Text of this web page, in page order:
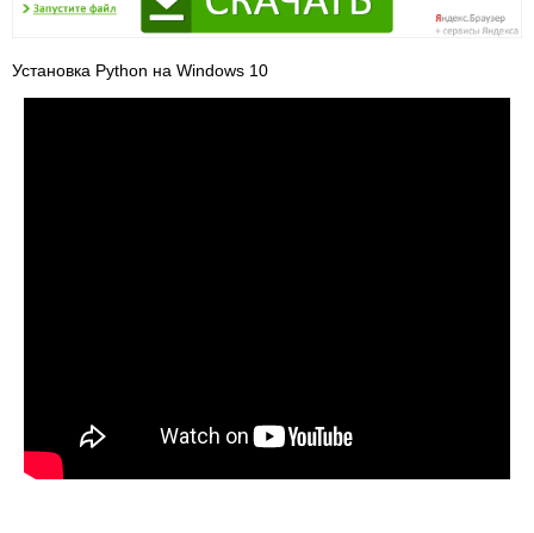
Установка Python на Windows 10